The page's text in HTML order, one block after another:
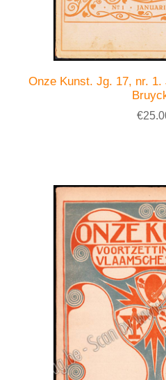
Onze Kunst. Jg. 17, nr.